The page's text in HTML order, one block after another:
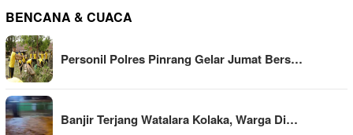
BENCANA & CUACA
Personil Polres Pinrang Gelar Jumat Bers…
Banjir Terjang Watalara Kolaka, Warga Di…